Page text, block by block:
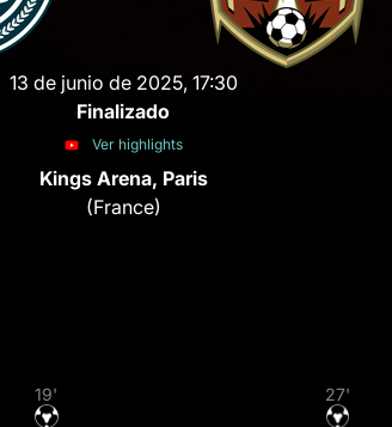
13 de junio de 2025, 17:30
Finalizado
Ver highlights
Kings Arena, Paris
(France)
19' 27'